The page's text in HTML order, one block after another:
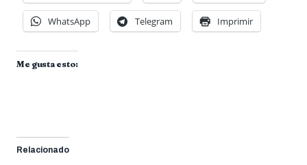
WhatsApp Telegram Imprimir
Me gusta esto:
Relacionado